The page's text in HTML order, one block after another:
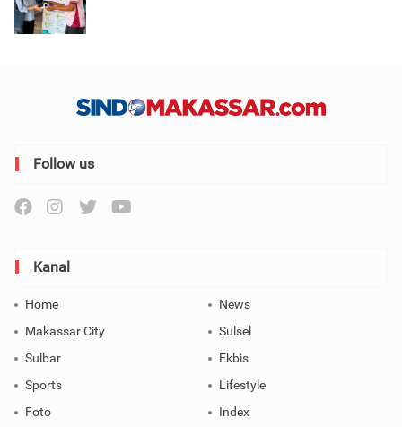
Follow us
Kanal
Home
News
Makassar City
Sulsel
Sulbar
Ekbis
Sports
Lifestyle
Foto
Index